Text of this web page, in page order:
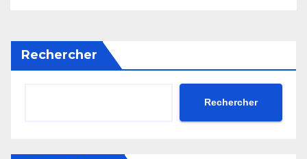
FENIFOOT a réaffirmé son
engagement envers
l’amélioration de ses
Rechercher
Rechercher